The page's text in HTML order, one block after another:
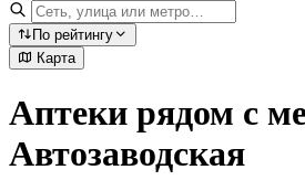
По рейтингу
Карта
Аптеки рядом с
Автозаводская